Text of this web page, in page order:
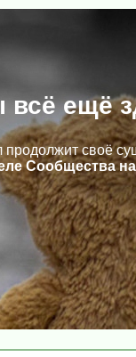
всё ещё
своё
Сообщества